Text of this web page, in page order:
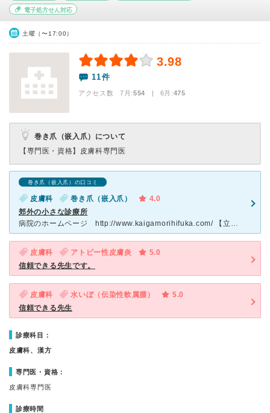
電子処方せん対応
土曜（〜17:00）
3.98
11件
アクセス数 7月:554 | 6月:475
巻き爪（嵌入爪）について
【専門医・資格】 皮膚科専門医
巻き爪（嵌入爪）の口コミ
皮膚科 巻き爪（嵌入爪）
4.0
郊外の小さな診療所
病院のホームページ http://www.kaigamorihifuka.com/ 【立地】 ・バス停、駅が近い。 ・郊外で、周囲の道路幅は広くない。 ・周囲の交通量はそこそこあります。
皮膚科 アトピー性皮膚炎
5.0
信頼できる先生です。
皮膚科 水いぼ（伝染性軟属腫）
5.0
信頼できる先生
診療科目：
皮膚科、漢方
専門医・資格：
皮膚科専門医
診療時間